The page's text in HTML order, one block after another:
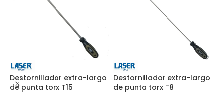
Destornillador extra-largo
de punta torx T15
Destornillador extra-largo
de punta torx T8